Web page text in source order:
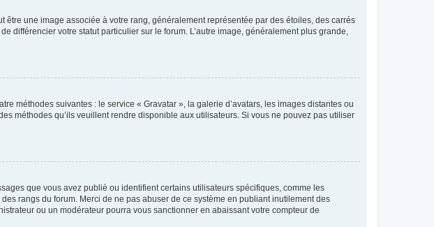
une image associée à votre rang, généralement représentée par des étoiles, des carrés
différencier votre statut particulier sur le forum. L’autre image, généralement plus grande,
méthodes suivantes : le service « Gravatar », la galerie d’avatars, les images distantes ou
méthodes qu’ils veuillent rendre disponible aux utilisateurs. Si vous ne pouvez pas utiliser
que vous avez publié ou identifient certains utilisateurs spécifiques, comme les
rangs du forum. Merci de ne pas abuser de ce système en publiant inutilement des
ou un modérateur pourra vous sanctionner en abaissant votre compteur de